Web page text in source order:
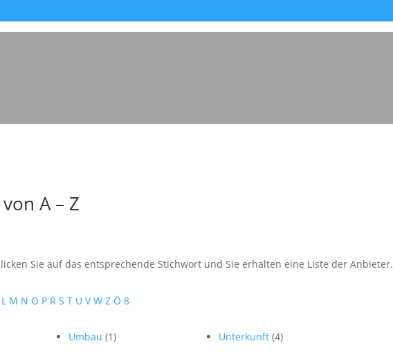
A – Z
Sie auf das entsprechende Stichwort und Sie erhalten eine Liste der Anbieter.
L M N O P R S T U V W Z Ö 8
Umbau(1) Unterkunft (4)